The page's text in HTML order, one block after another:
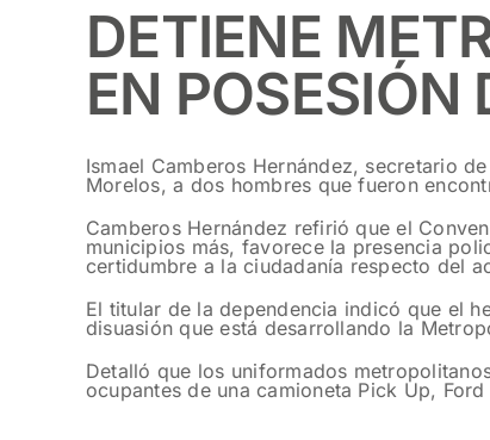
DETIENE
EN POSESIÓN
Ismael Camberos Hernández, secretario
Morelos, a dos hombres que fueron
Camberos Hernández refirió que el
municipios más, favorece la presencia
certidumbre a la ciudadanía respecto del
El titular de la dependencia indicó que el
disuasión que está desarrollando la
Detalló que los uniformados
ocupantes de una camioneta Pick Up,